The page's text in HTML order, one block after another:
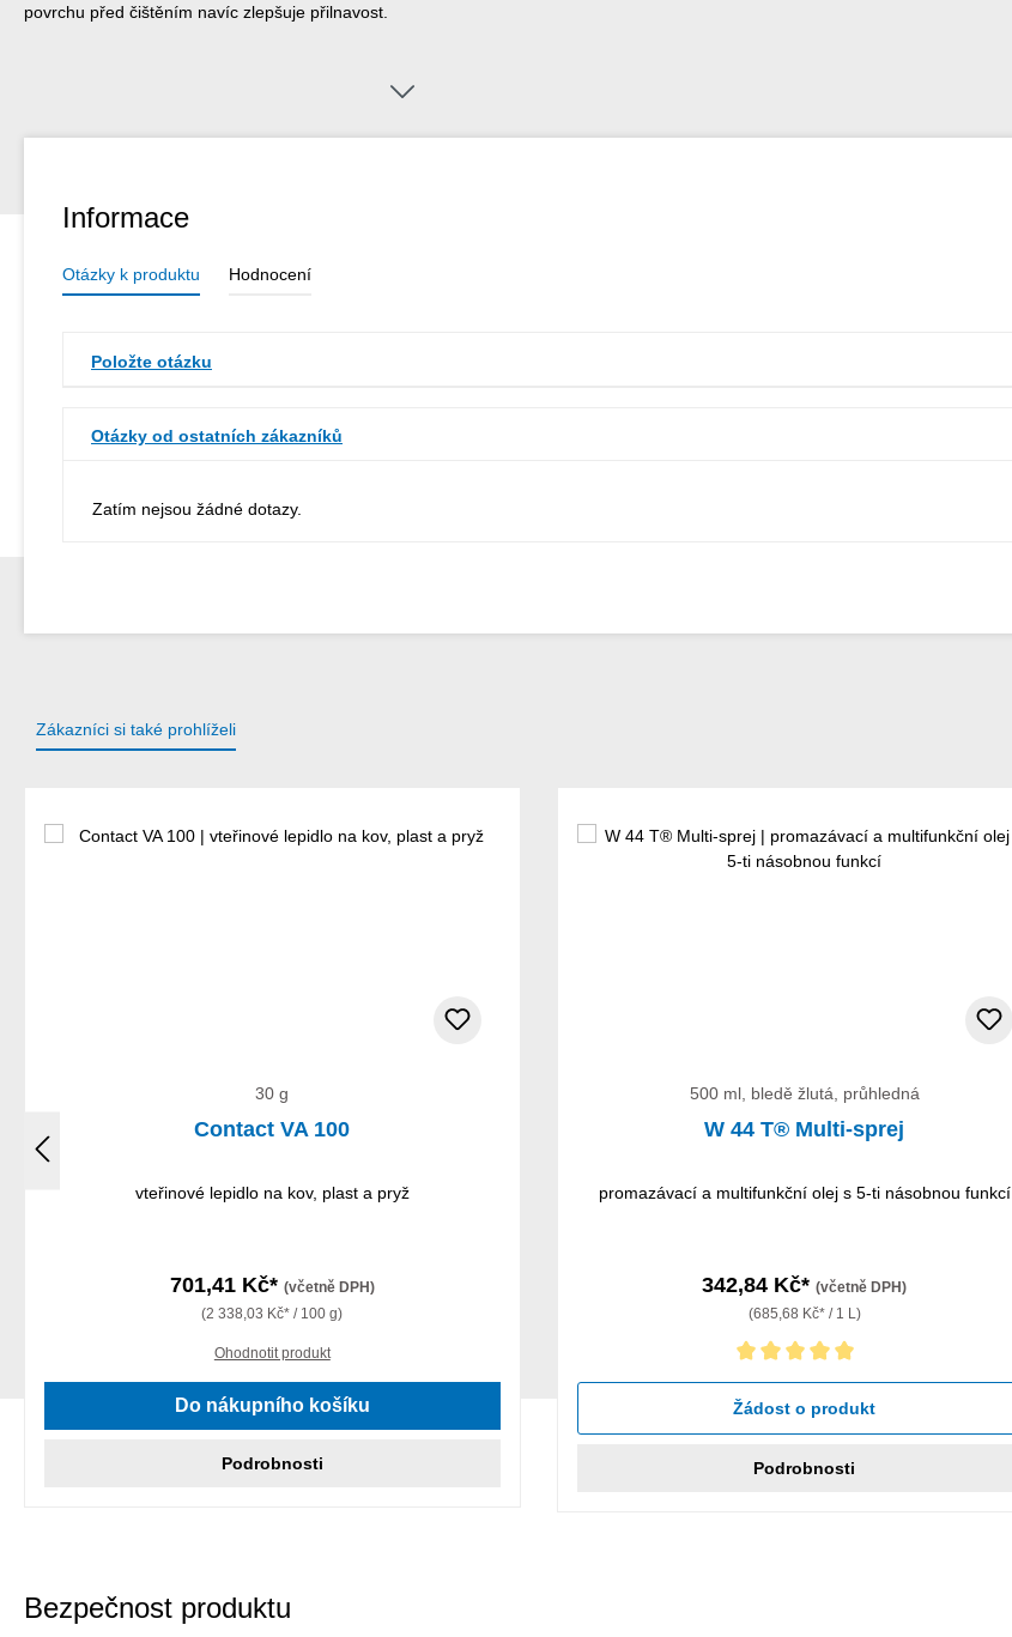
povrchu před čištěním navíc zlepšuje přilnavost.
Informace
Otázky k produktu Hodnocení
Položte otázku
Otázky od ostatních zákazníků
Zatím nejsou žádné dotazy.
Zákazníci si také prohlíželi
30 g
Contact VA 100
vteřinové lepidlo na kov, plast a pryž
701,41 Kč* (včetně DPH)
(2 338,03 Kč* / 100 g)
Ohodnotit produkt
Do nákupního košíku
Podrobnosti
500 ml, bledě žlutá, průhledná
W 44 T® Multi-sprej
promazávací a multifunkční olej s 5-ti násobnou funkcí
342,84 Kč*(včetně DPH)
(685,68 Kč* / 1 L)
Průměrné hodnocení 5 z 5 hvězd
Žádost o produkt
Podrobnosti
Bezpečnost produktu